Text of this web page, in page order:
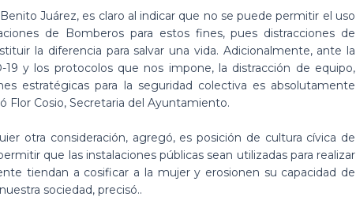
Juárez, es claro al indicar que no se puede permitir el uso
de Bomberos para estos fines, pues distracciones de
la diferencia para salvar una vida. Adicionalmente, ante la
19 y los protocolos que nos impone, la distracción de equipo,
estratégicas para la seguridad colectiva es absolutamente
Flor Cosio, Secretaria del Ayuntamiento.
otra consideración, agregó, es posición de cultura cívica de
que las instalaciones públicas sean utilizadas para realizar
tiendan a cosificar a la mujer y erosionen su capacidad de
sociedad, precisó..